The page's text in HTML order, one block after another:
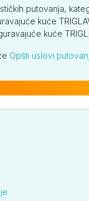
putovanja,
kuće
kuće
Opšti uslovi